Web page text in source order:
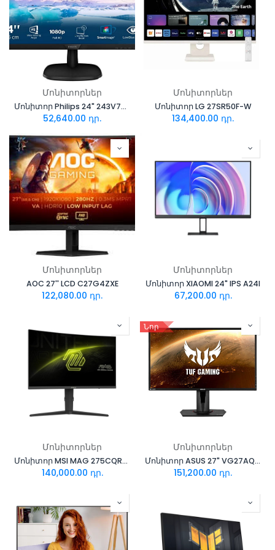
Մոնիտորներ
Մոնիտոր Philips 24" 243V7QDSB/00
52,640.00 դր.
Մոնիտորներ
Մոնիտոր LG 27SR50F-W
134,400.00 դր.
Մոնիտորներ
AOC 27'' LCD C27G4ZXE
122,080.00 դր.
Մոնիտորներ
Մոնիտոր XIAOMI 24" IPS A24I
67,200.00 դր.
Մոնիտորներ
Մոնիտոր MSI MAG 275CQRF QD E2
140,000.00 դր.
Նոր
Մոնիտորներ
Մոնիտոր ASUS 27" VG27AQ TUF GAMING
151,200.00 դր.